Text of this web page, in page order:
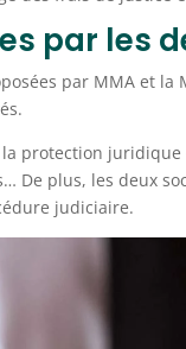
par les
par MMA et
protection
plus, les deux
judiciaire.